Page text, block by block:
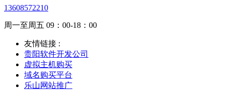
13608572210
周一至周五 09：00-18：00
友情链接 :
贵阳软件开发公司
虚拟主机购买
域名购买平台
乐山网站推广